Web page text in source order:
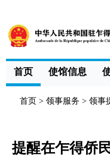
首页 使馆信息
首页 > 领事服务 > 领事
提醒在乍得侨